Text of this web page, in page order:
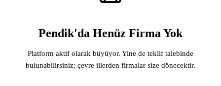
Pendik'da Henüz Firma Yok
Platform aktif olarak büyüyor. Yine de teklif talebinde
bulunabilirsiniz; çevre illerden firmalar size dönecektir.